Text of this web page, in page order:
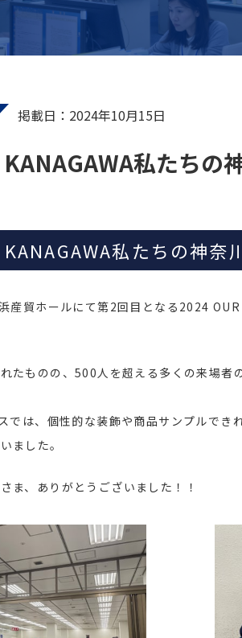
掲載日：2024年10月15日
私たちの
私たちの神奈
産貿ホールにて第2回目となる2024
たものの、500人を超える多くの来場者
では、個性的な装飾や商品サンプルでき
ました。
ま、ありがとうございました！！